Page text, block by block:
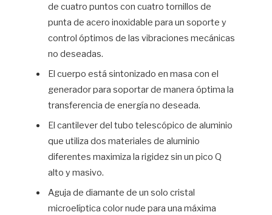
de cuatro puntos con cuatro tornillos de
punta de acero inoxidable para un soporte y
control óptimos de las vibraciones mecánicas
no deseadas.
El cuerpo está sintonizado en masa con el
generador para soportar de manera óptima la
transferencia de energía no deseada.
El cantilever del tubo telescópico de aluminio
que utiliza dos materiales de aluminio
diferentes maximiza la rigidez sin un pico Q
alto y masivo.
Aguja de diamante de un solo cristal
microelíptica color nude para una máxima